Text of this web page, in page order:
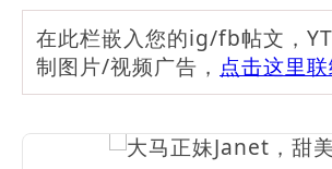
在此栏嵌入您的ig/fb帖文，
制图片/视频广告， 点击这里